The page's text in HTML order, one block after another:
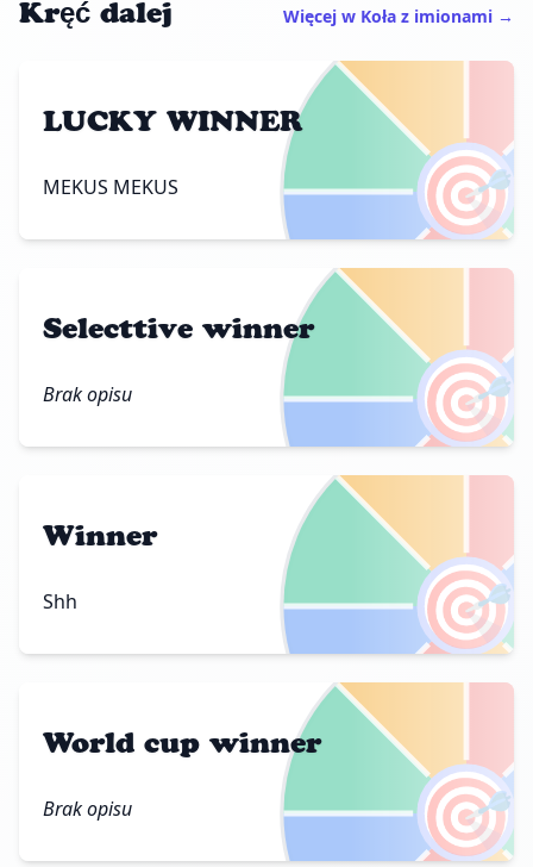
Kręć dalej Więcej w Koła z imionami →
🎯
LUCKY WINNER
MEKUS MEKUS
🎯
Selecttive winner
Brak opisu
🎯
Winner
Shh
🎯
World cup winner
Brak opisu